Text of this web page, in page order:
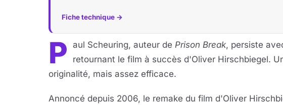
Fiche technique →
P aul Scheuring, auteur de Prison Break, persiste
retournant le film à succès d'Oliver Hirschbiegel.
originalité, mais assez efficace.
Annoncé depuis 2006, le remake du film d'Oliver